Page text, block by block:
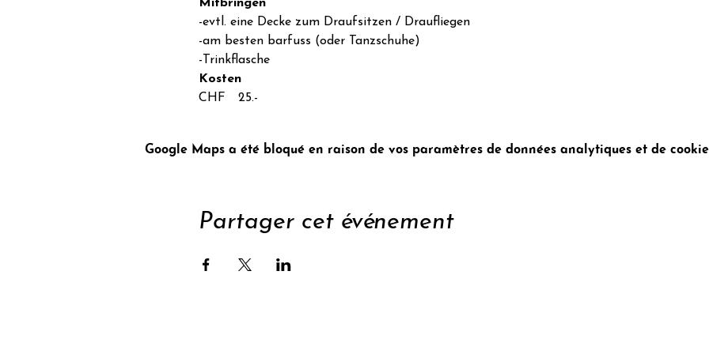
Mitbringen
-evtl. eine Decke zum Draufsitzen / Draufliegen
-am besten barfuss (oder Tanzschuhe)
-Trinkflasche
Kosten
CHF  25.-
Google Maps a été bloqué en raison de vos paramètres de données analytiques et de
Partager cet événement